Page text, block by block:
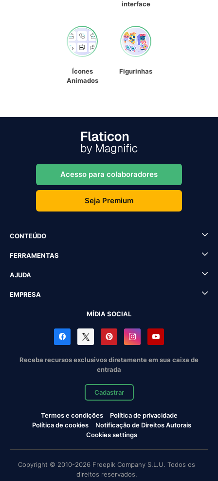
interface
Ícones
Animados
Figurinhas
Acesso para colaboradores
Seja Premium
CONTEÚDO
FERRAMENTAS
AJUDA
EMPRESA
MÍDIA SOCIAL
Receba recursos exclusivos diretamente em sua caixa de
entrada
Cadastrar
Termos e condições
Política de privacidade
Política de cookies
Notificação de Direitos Autorais
Cookies settings
Copyright © 2010-2026 Freepik Company S.L.U. Todos os
direitos reservados.